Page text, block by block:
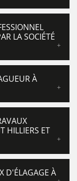
LA SOCIÉTÉ
À
HILLIERS ET
D'ÉLAGAGE À